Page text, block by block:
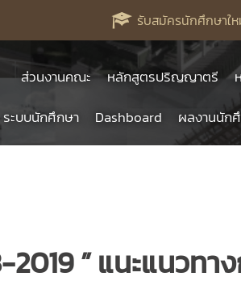
รับสมัครนักศึกษาใ
ส่วนงานคณะ หลักสูตรปริญญาตรี
ระบบนักศึกษา
Dashboard ผลงานนัก
2019 ” แนะแนวท